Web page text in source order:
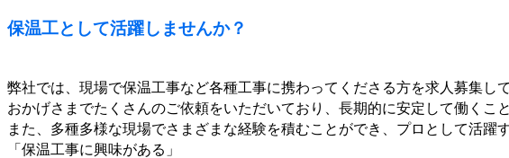
保温工として活躍しませんか？
弊社では、現場で保温工事など各種工事に携わってくださる方を求人募集して
おかげさまでたくさんのご依頼をいただいており、長期的に安定して働くこと
また、多種多様な現場でさまざまな経験を積むことができ、プロとして活躍
「保温工事に興味がある」